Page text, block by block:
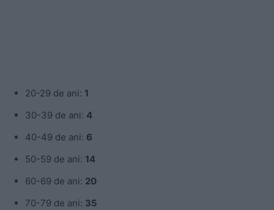
20-29 de ani: 1
30-39 de ani: 4
40-49 de ani: 6
50-59 de ani: 14
60-69 de ani: 20
70-79 de ani: 35